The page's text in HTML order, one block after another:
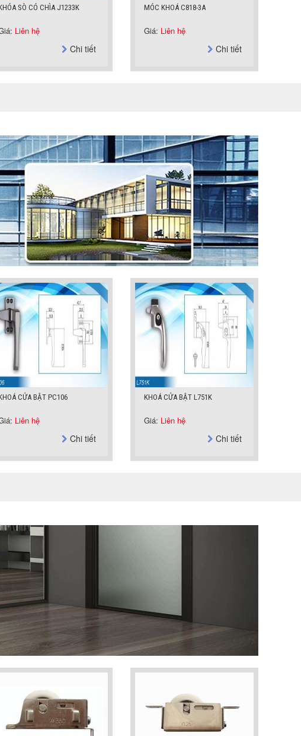
KHOÁ C818-3A
Liên hệ
Chi tiết
KHÓA SÒ JY250
Giá:Liên hệ
Chi tiết
CỬA BẬT PC106
Liên hệ
Chi tiết
KHOÁ CỬA BẬT L751K
Giá: Liên hệ
Chi tiết